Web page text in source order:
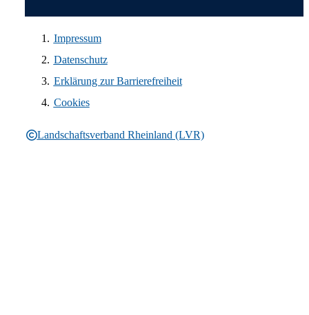
Landschaftsverband Rheinland (LVR)
Impressum
Datenschutz
Erklärung zur Barrierefreiheit
Cookies